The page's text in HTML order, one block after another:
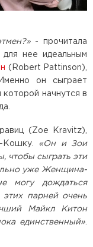
- прочитала
нее идеальным
(Robert Pattinson),
он сыграет
начнутся в
(Zoe Kravitz),
Кошку. «Он и Зои
чтобы сыграть эти
уже Женщина-
могу дождаться
парней очень
Майкл Китон
единственный»